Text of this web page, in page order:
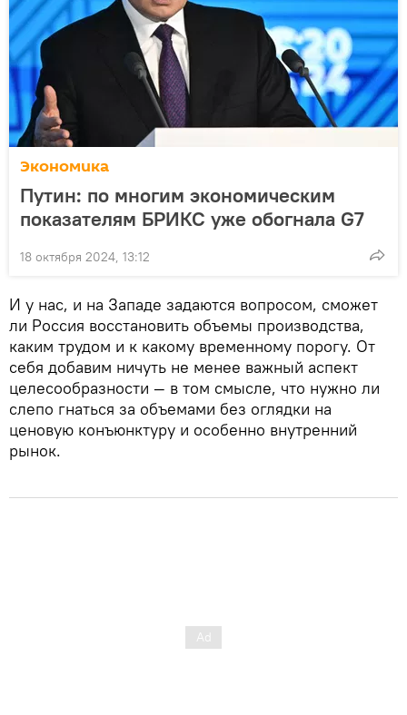
Экономика
Путин: по многим экономическим
показателям БРИКС уже обогнала G7
18 октября 2024, 13:12
И у нас, и на Западе задаются вопросом, сможет
ли Россия восстановить объемы производства,
каким трудом и к какому временному порогу. От
себя добавим ничуть не менее важный аспект
целесообразности — в том смысле, что нужно ли
слепо гнаться за объемами без оглядки на
ценовую конъюнктуру и особенно внутренний
рынок.